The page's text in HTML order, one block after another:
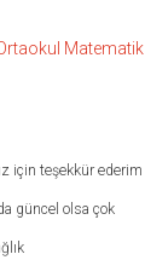
Matematik
için teşekkür ederim
güncel olsa çok